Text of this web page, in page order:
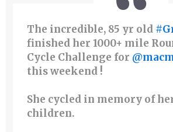
The incredible, 85 yr old
finished her 1000+ mile
Cycle Challenge for
this weekend ‍️!
She cycled in memory of
children.